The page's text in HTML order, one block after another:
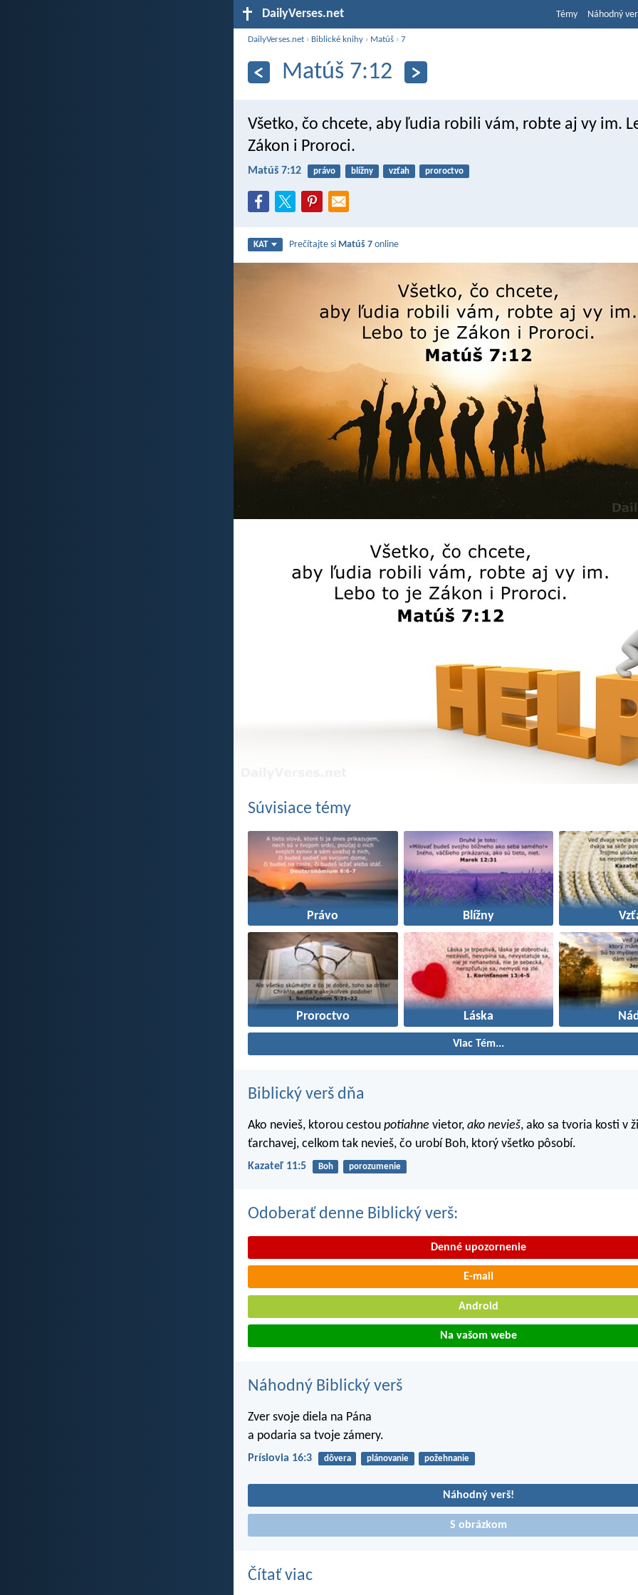
DailyVerses.net Témy Náhodný
DailyVerses.net › Biblické knihy › Matúš ›7
Matúš 7:12
Všetko, čo chcete, aby ľudia robili vám, robte aj vy im.
Zákon i Proroci.
Matúš 7:12 právo blížny vzťah proroctvo
KAT Prečítajte si Matúš 7 online
Súvisiace témy
Právo Blížny
Proroctvo Láska
Viac Tém...
Biblický verš dňa
Ako nevieš, ktorou cestou potiahne vietor, ako nevieš, ako sa tvoria kosti v
ťarchavej, celkom tak nevieš, čo urobí Boh, ktorý všetko pôsobí.
Kazateľ 11:5 Boh porozumenie
Odoberať denne Biblický verš:
Denné upozornenie
E-mail
Android
Na vašom webe
Náhodný Biblický verš
Zver svoje diela na Pána
a podaria sa tvoje zámery.
Príslovia 16:3 dôvera plánovanie požehnanie
Náhodný verš!
S obrázkom
Čítať viac